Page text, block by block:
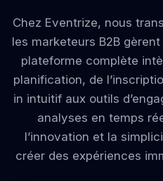
Chez Eventrize, nous
les marketeurs B2B
plateforme complète
planification, de
in intuitif aux outils
analyses en temps
l’innovation et la
créer des expériences